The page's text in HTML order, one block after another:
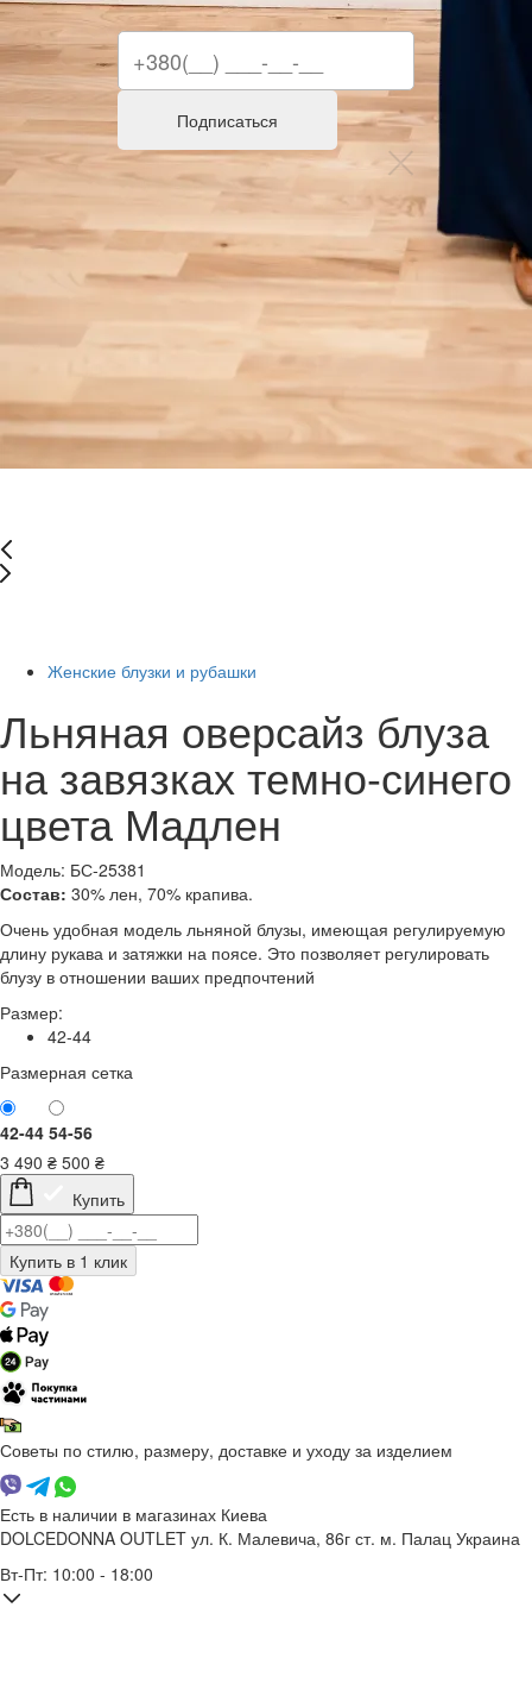
Женские блузки и рубашки
Льняная оверсайз блуза
на завязках темно-синего
цвета Мадлен
Модель: БС-25381
Состав: 30% лен, 70% крапива.
Очень удобная модель льняной блузы, имеющая регулируемую
длину рукава и затяжки на поясе. Это позволяет регулировать
блузу в отношении ваших предпочтений
Размер:
42-44
Размерная сетка
42-44 54-56
3 490 ₴ 500 ₴
Купить
Советы по стилю, размеру, доставке и уходу за изделием
Есть в наличии в магазинах Киева
DOLCEDONNA OUTLET ул. К. Малевича, 86г ст. м. Палац Украина
Вт-Пт: 10:00 - 18:00
Подписаться